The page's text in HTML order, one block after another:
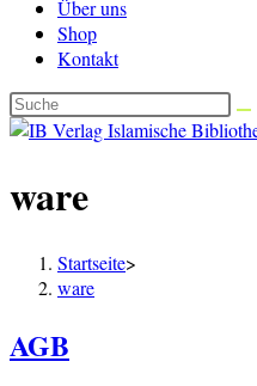
Über uns
Shop
Kontakt
ware
Startseite>
ware
AGB